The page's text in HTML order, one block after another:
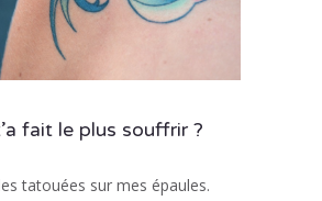
fait le plus souffrir ?
tatouées sur mes épaules.